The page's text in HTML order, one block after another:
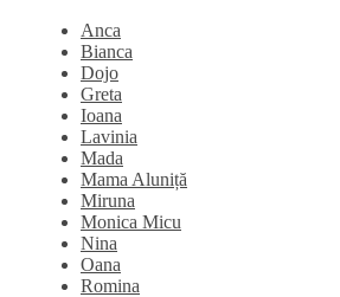
Anca
Bianca
Dojo
Greta
Ioana
Lavinia
Mada
Mama Aluniță
Miruna
Monica Micu
Nina
Oana
Romina